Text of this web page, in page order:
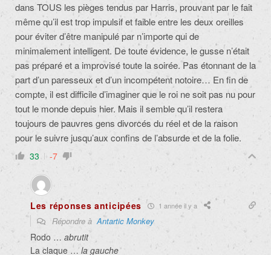
dans TOUS les pièges tendus par Harris, prouvant par le fait
même qu’il est trop impulsif et faible entre les deux oreilles
pour éviter d’être manipulé par n’importe qui de
minimalement intelligent. De toute évidence, le gusse n’était
pas préparé et a improvisé toute la soirée. Pas étonnant de la
part d’un paresseux et d’un incompétent notoire… En fin de
compte, il est difficile d’imaginer que le roi ne soit pas nu pour
tout le monde depuis hier. Mais il semble qu’il restera
toujours de pauvres gens divorcés du réel et de la raison
pour le suivre jusqu’aux confins de l’absurde et de la folie.
33 -7
Les réponses anticipées 1 année il y a
Répondre àAntartic Monkey
Rodo … abrutit
La claque …la gauche